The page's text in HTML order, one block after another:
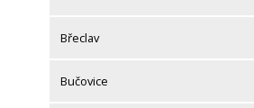
Břeclav
Bučovice